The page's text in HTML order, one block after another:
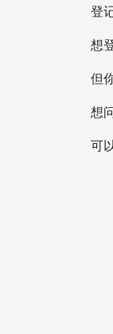
登记
想登
但你
想问
可以